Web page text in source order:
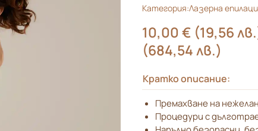
Категория:Лазерна
10,00€ (19,56
(684,54 лв.)
Кратко описание:
Премахване на
Процедури с